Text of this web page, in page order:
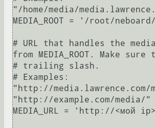
"/home/media/
MEDIA_ROOT = '/root/
# URL that handles the
from MEDIA_ROOT. Make
# trailing slash.
# Examples:
"http://media.lawrence.com/
"http://example.com/media/"
MEDIA_URL = 'http://<мой